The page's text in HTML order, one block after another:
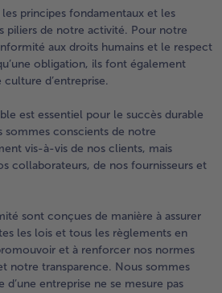
& Vegan
Vegan
principes fondamentaux et les
piliers de notre activité. Pour notre
aux droits humains et le respect
obligation, ils font également
d’entreprise.
est essentiel pour le succès durable
conscients de notre
vis-à-vis de nos clients, mais
collaborateurs, de nos fournisseurs et
sont conçues de manière à assurer
les lois et tous les règlements en
et à renforcer nos normes
notre transparence. Nous sommes
d’une entreprise ne se mesure pas